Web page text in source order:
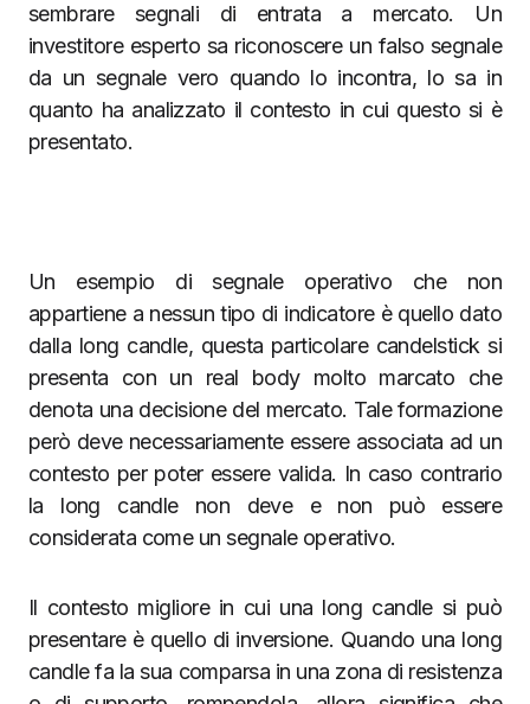
sembrare segnali di entrata a mercato. Un
investitore esperto sa riconoscere un falso segnale
da un segnale vero quando lo incontra, lo sa in
quanto ha analizzato il contesto in cui questo si è
presentato.
Un esempio di segnale operativo che non
appartiene a nessun tipo di indicatore è quello dato
dalla long candle, questa particolare candelstick si
presenta con un real body molto marcato che
denota una decisione del mercato. Tale formazione
però deve necessariamente essere associata ad un
contesto per poter essere valida. In caso contrario
la long candle non deve e non può essere
considerata come un segnale operativo.
Il contesto migliore in cui una long candle si può
presentare è quello di inversione. Quando una long
candle fa la sua comparsa in una zona di resistenza